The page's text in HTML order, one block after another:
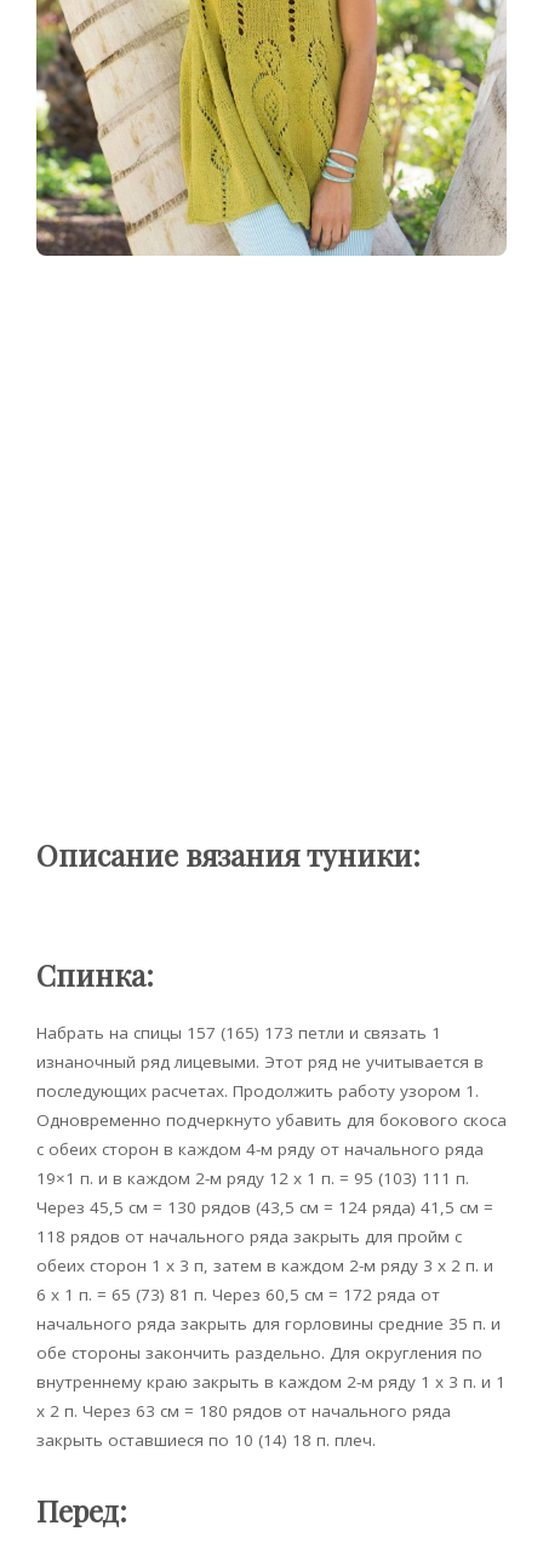
Описание вязания туники:
Спинка:
Набрать на спицы 157 (165) 173 петли и связать 1
изнаночный ряд лицевыми. Этот ряд не учитывается в
последующих расчетах. Продолжить работу узором 1.
Одновременно подчеркнуто убавить для бокового скоса
с обеих сторон в каждом 4-м ряду от начального ряда
19×1 п. и в каждом 2-м ряду 12 х 1 п. = 95 (103) 111 п.
Через 45,5 см = 130 рядов (43,5 см = 124 ряда) 41,5 см =
118 рядов от начального ряда закрыть для пройм с
обеих сторон 1 х 3 п, затем в каждом 2-м ряду 3 х 2 п. и
6 х 1 п. = 65 (73) 81 п. Через 60,5 см = 172 ряда от
начального ряда закрыть для горловины средние 35 п. и
обе стороны закончить раздельно. Для округления по
внутреннему краю закрыть в каждом 2-м ряду 1 х 3 п. и 1
х 2 п. Через 63 см = 180 рядов от начального ряда
закрыть оставшиеся по 10 (14) 18 п. плеч.
Перед: